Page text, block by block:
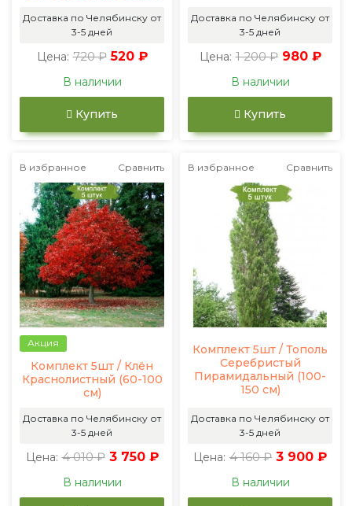
Доставка по Челябинску от
3-5 дней
Цена: 720 ₽ 520 ₽
В наличии
Купить
Доставка по Челябинску от
3-5 дней
Цена: 1 200 ₽ 980 ₽
В наличии
Купить
В избранное Сравнить
Акция
Комплект 5шт / Клён
Краснолистный (60-100
см)
Доставка по Челябинску от
3-5 дней
Цена: 4 010 ₽ 3 750 ₽
В наличии
В избранное Сравнить
Комплект 5шт / Тополь
Серебристый
Пирамидальный (100-
150 см)
Доставка по Челябинску от
3-5 дней
Цена: 4 160 ₽ 3 900 ₽
В наличии